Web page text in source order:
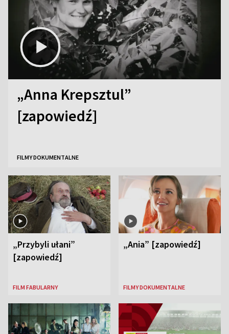
„Anna Krepsztul”
[zapowiedź]
FILMY DOKUMENTALNE
„Przybyli ułani”
[zapowiedź]
FILM FABULARNY
„Ania” [zapowiedź]
FILMY DOKUMENTALNE